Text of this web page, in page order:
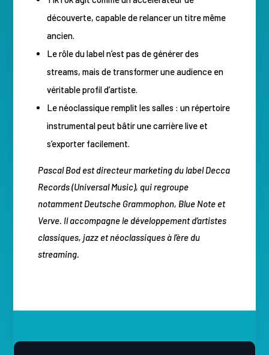
découverte, capable de relancer un titre même
ancien.
Le rôle du label n’est pas de générer des
streams, mais de transformer une audience en
véritable profil d’artiste.
Le néoclassique remplit les salles : un répertoire
instrumental peut bâtir une carrière live et
s’exporter facilement.
Pascal Bod est directeur marketing du label Decca
Records (Universal Music), qui regroupe
notamment Deutsche Grammophon, Blue Note et
Verve. Il accompagne le développement d’artistes
classiques, jazz et néoclassiques à l’ère du
streaming.